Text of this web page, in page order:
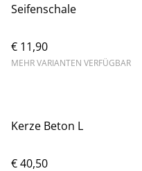
Seifenschale
€ 11,90
MEHR VARIANTEN VERFÜGBAR
Kerze Beton L
€ 40,50